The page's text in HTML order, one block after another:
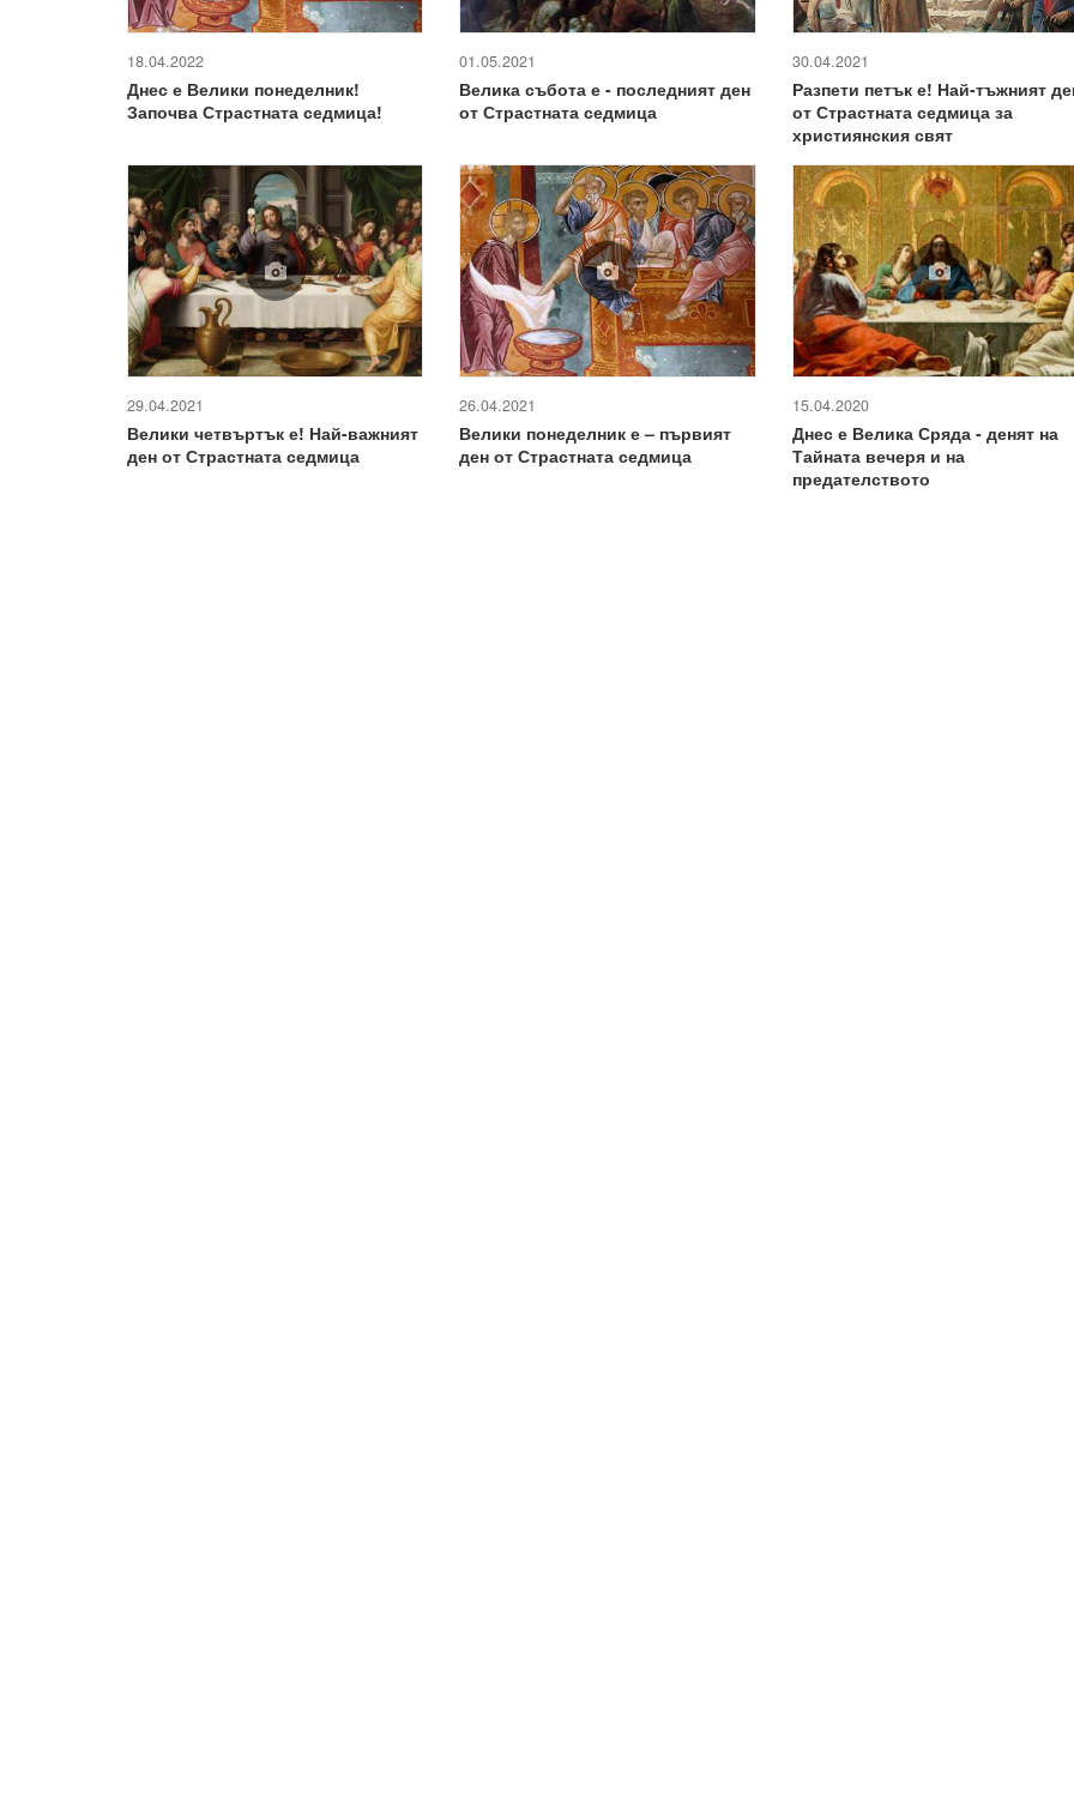
18.04.2022
Днес е Велики понеделник!
Започва Страстната седмица!
01.05.2021
Велика събота е - последният ден
от Страстната седмица
30.04.2021
Разпети петък е! Най-тъжният
от Страстната седмица за
християнския свят
29.04.2021
Велики четвъртък е! Най-важният
ден от Страстната седмица
26.04.2021
Велики понеделник е – първият
ден от Страстната седмица
15.04.2020
Днес е Велика Сряда - денят на
Тайната вечеря и на
предателството